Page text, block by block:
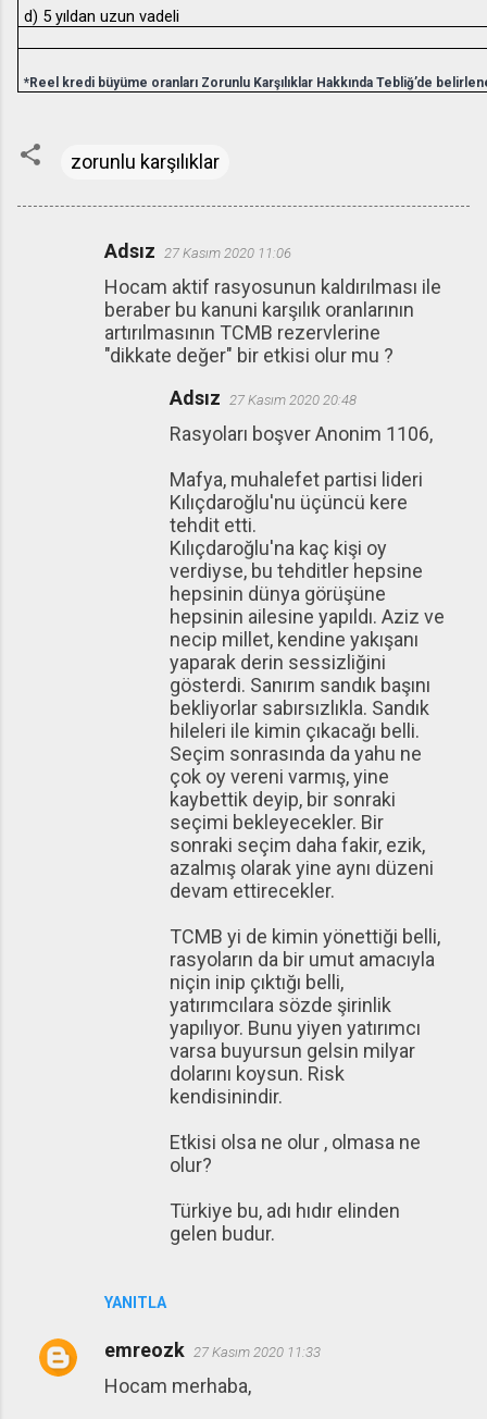
d) 5 yıldan uzun vadeli
*Reel kredi büyüme oranları Zorunlu Karşılıklar Hakkında Tebliğ’de
zorunlu karşılıklar
Adsız 27 Kasım 2020 11:06
Hocam aktif rasyosunun kaldırılması ile
beraber bu kanuni karşılık oranlarının
artırılmasının TCMB rezervlerine
"dikkate değer" bir etkisi olur mu ?
YANITLA
Adsız 27 Kasım 2020 20:48
Rasyoları boşver Anonim 1106,
Mafya, muhalefet partisi lideri
Kılıçdaroğlu'nu üçüncü kere
tehdit etti.
Kılıçdaroğlu'na kaç kişi oy
verdiyse, bu tehditler hepsine
hepsinin dünya görüşüne
hepsinin ailesine yapıldı. Aziz ve
necip millet, kendine yakışanı
yaparak derin sessizliğini
gösterdi. Sanırım sandık başını
bekliyorlar sabırsızlıkla. Sandık
hileleri ile kimin çıkacağı belli.
Seçim sonrasında da yahu ne
çok oy vereni varmış, yine
kaybettik deyip, bir sonraki
seçimi bekleyecekler. Bir
sonraki seçim daha fakir, ezik,
azalmış olarak yine aynı düzeni
devam ettirecekler.
TCMB yi de kimin yönettiği belli,
rasyoların da bir umut amacıyla
niçin inip çıktığı belli,
yatırımcılara sözde şirinlik
yapılıyor. Bunu yiyen yatırımcı
varsa buyursun gelsin milyar
dolarını koysun. Risk
kendisinindir.
Etkisi olsa ne olur , olmasa ne
olur?
Türkiye bu, adı hıdır elinden
gelen budur.
emreozk 27 Kasım 2020 11:33
Hocam merhaba,